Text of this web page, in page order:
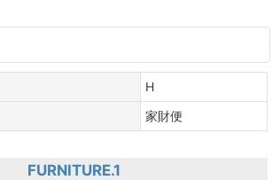
H
家財便
FURNITURE.1